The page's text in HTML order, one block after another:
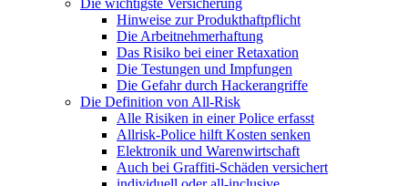
Die wichtigste Versicherung
Hinweise zur Produkthaftpflicht
Die Arbeitnehmerhaftung
Das Risiko bei einer Retaxation
Die Testungen und Impfungen
Die Gefahr durch Hackerangriffe
Die Definition von All-Risk
Alle Risiken in einer Police erfasst
Allrisk-Police hilft Kosten senken
Elektronik und Warenwirtschaft
Auch bei Graffiti-Schäden versichert